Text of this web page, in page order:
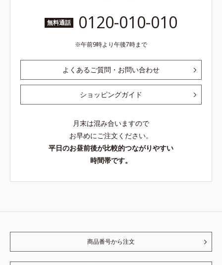
無料通話 0120-010-010
午前9時より午後7時まで
よくあるご質問・お問い合わせ
ショッピングガイド
月末は混み合いますので
お早めにご注文ください。
平日のお昼前後が比較的つながりやすい
時間帯です。
商品番号から注文